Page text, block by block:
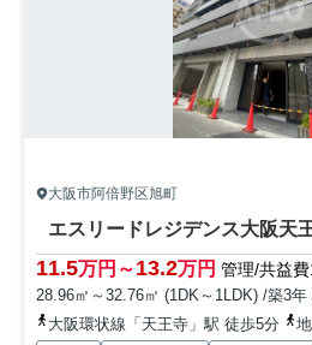
大阪市阿倍野区旭町
エスリードレジデンス大阪天
11.5万円～13.2万円 管理/共益
28.96㎡～32.76㎡ (1DK～1LDK) /築3年
大阪環状線「天王寺」駅 徒歩5分
地